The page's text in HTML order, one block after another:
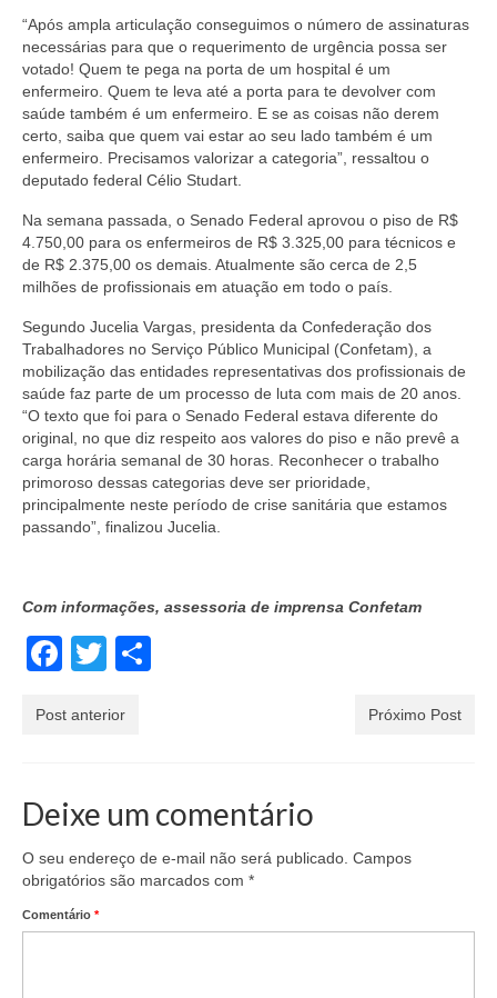
“Após ampla articulação conseguimos o número de assinaturas
necessárias para que o requerimento de urgência possa ser
votado! Quem te pega na porta de um hospital é um
enfermeiro. Quem te leva até a porta para te devolver com
saúde também é um enfermeiro. E se as coisas não derem
certo, saiba que quem vai estar ao seu lado também é um
enfermeiro. Precisamos valorizar a categoria”, ressaltou o
deputado federal Célio Studart.
Na semana passada, o Senado Federal aprovou o piso de R$
4.750,00 para os enfermeiros de R$ 3.325,00 para técnicos e
de R$ 2.375,00 os demais. Atualmente são cerca de 2,5
milhões de profissionais em atuação em todo o país.
Segundo Jucelia Vargas, presidenta da Confederação dos
Trabalhadores no Serviço Público Municipal (Confetam), a
mobilização das entidades representativas dos profissionais de
saúde faz parte de um processo de luta com mais de 20 anos.
“O texto que foi para o Senado Federal estava diferente do
original, no que diz respeito aos valores do piso e não prevê a
carga horária semanal de 30 horas. Reconhecer o trabalho
primoroso dessas categorias deve ser prioridade,
principalmente neste período de crise sanitária que estamos
passando”, finalizou Jucelia.
Com informações, assessoria de imprensa Confetam
Facebook
Twitter
Post anterior Próximo Post
Deixe um comentário
O seu endereço de e-mail não será publicado. Campos
obrigatórios são marcados com *
Comentário *